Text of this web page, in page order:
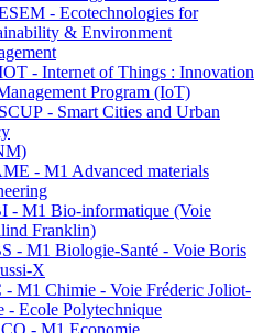
- Ecotechnologies for
& Environment
- Internet of Things : Innovation
Program (IoT)
- Smart Cities and Urban
- M1 Advanced materials
- M1 Bio-informatique (Voie
Franklin)
- M1 Biologie-Santé - Voie Boris
X
- M1 Chimie - Voie Fréderic Joliot-
- Ecole Polytechnique
- M1 Economie